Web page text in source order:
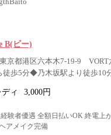
B(ビー)
京都港区六本木7-19-9 VORT
歩5分◆乃木坂駅より徒歩10
ィ 3,000円
験者優遇 全額日払いOK 終電上
アメイク完備